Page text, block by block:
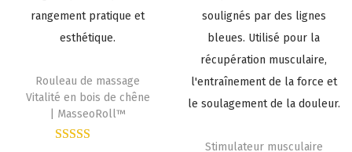
Rouleau de massage
Vitalité en bois de chêne
| MasseoRoll™
Stimulateur musculaire